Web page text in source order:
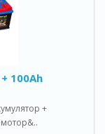
100Ah
+